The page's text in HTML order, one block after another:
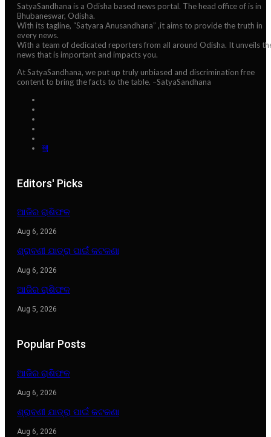
SatyaSandhana is a Odisha based news portal. The head office of is in
Bhubaneswar, Odisha.
With its tagline, “Satyara Anusandhana” ,it aims to provide the truth in
every news.
With a team of dedicated reporters from all around Odisha. It unveils
news that is important and impacts you.
At SatyaSandhana, we put up truly unbiased and discrimination free
content to bring the facts to the table. –SatyaSandhana
Editors' Picks
ଆଜିର ରାଶିଫଳ
Aug 6, 2026
ଶ୍ରାବଣୀ ଯାତ୍ରା ପାଇଁ କଟକଣା
Aug 6, 2026
ଆଜିର ରାଶିଫଳ
Aug 5, 2026
Popular Posts
ଆଜିର ରାଶିଫଳ
Aug 6, 2026
ଶ୍ରାବଣୀ ଯାତ୍ରା ପାଇଁ କଟକଣା
Aug 6, 2026